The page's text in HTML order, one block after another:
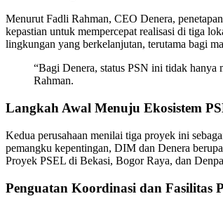
Menurut Fadli Rahman, CEO Denera,
kepastian untuk mempercepat realisasi di tiga
lingkungan yang berkelanjutan, terutama bagi
“Bagi Denera, status PSN ini tidak hanya
Rahman.
Langkah Awal Menuju Ekosistem
Kedua perusahaan menilai tiga proyek ini
pemangku kepentingan, DIM dan Denera
Proyek PSEL di Bekasi, Bogor Raya, dan
Penguatan Koordinasi dan Fasilitas